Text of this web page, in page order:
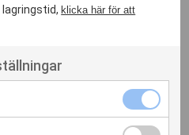
lagringstid,klicka här för att